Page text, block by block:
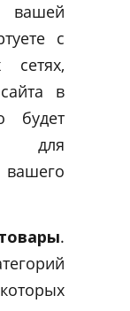
с
в
будет
для
.